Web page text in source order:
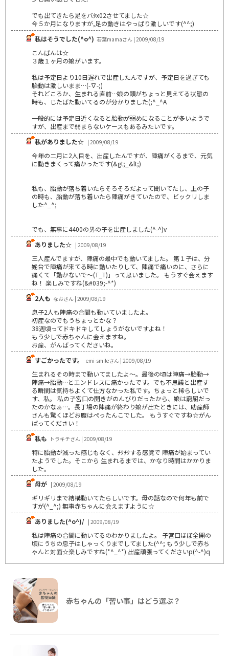
でも出てきたら足をバﾀx02させてました☆
今５か月になりますが,足の動きはやっぱり激しいです(^^;)
私はそうでした(^o^) 若葉mamaさん | 2009/08/19
こんばんは☆
３歳１ヶ月の娘がいます。
私は予定日より10日遅れで出産したんですが、予定日を過ぎても
胎動は激しいまま…(-∇-;)
それどころか、生まれる直前…娘の頭がちょっと見えてる状態の
時も、じたばた動いてるのが分かりました(;^_^A
一般的には予定日近くなると胎動が弱めになることが多いようで
すが、出産まで弱まらないケースもあるみたいです。
私がありました☆ | 2009/08/19
今年の二月に2人目を、出産したんですが、陣痛がくるまで、元気
に動きまくって痛かったです(&gt;_&lt;)
私も、胎動が落ち着いたらそろそろだよって聞いてたし、上の子
の時も、胎動が落ち着いたら陣痛がきていたので、ビックリしま
した^_^;
でも、無事に4400の男の子を出産しました(^-^)v
ありました☆ | 2009/08/19
三人産んでますが、陣痛の最中でも動いてました。 第１子は、分
娩台で陣痛が来てる時に動いたりして、陣痛で痛いのに、さらに
痛くて「動かないで～(T_T)」って思いました。 もうすぐ会えます
ね！ 楽しみですね(&#039;-^*)
2人も なおさん | 2009/08/19
息子2人も陣痛の合間も動いていましたよ。
初産なのでもうちょっとかな？
38週頃ってドキドキしてしょうがないですよね！
もう少しで赤ちゃんに会えますね。
お産、がんばってくださいね。
すごかったです。
emi-smileさん | 2009/08/19
生まれるその時まで動いてましたよ～。最後の頃は陣痛→胎動→
陣痛→胎動…とエンドレスに痛かったです。でも不思議と出産す
る瞬間は気持ちよくて仕方なかった私です。ちょっと稀らしいで
す、私。 私の子宮口の開きがのんびりだったから、娘は窮屈だっ
たのかなぁ…。長丁場の陣痛が終わり娘が出たときには、助産師
さんも驚くほどお腹はぺったんこでした。 もうすぐですね☆がん
ばってください！
私も トラキチさん | 2009/08/19
特に胎動が減った感じもなく、ﾁｸﾁｸする感覚で 陣痛が始まってい
たようでした。そこから 生まれるまでは、かなり時間はかかりま
した。
母が | 2009/08/19
ギリギリまで結構動いてたらしいです。母の話なので何年も前で
すが(^_^;) 無事赤ちゃんに会えますように☆
ありました(^o^)/ | 2009/08/19
私は陣痛の合間に動いてるのわかりましたよ。 子宮口ほぼ全開の
頃にうちの息子はしゃっくりまでしてました(^^; もう少しで赤ち
ゃんと対面☆楽しみですね(*^_^*) 出産頑張ってくださいp(^-^)q
赤ちゃんの「習い事」はどう選ぶ？